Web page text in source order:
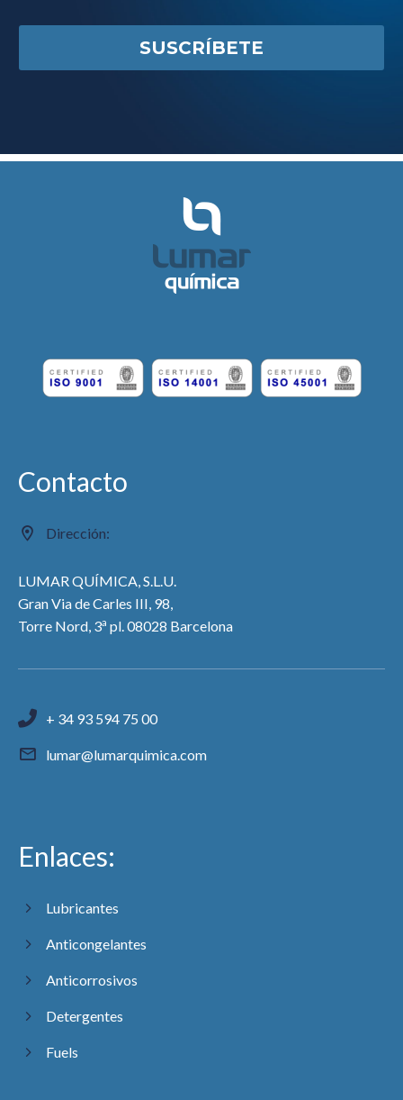
Contacto
Dirección:
LUMAR QUÍMICA, S.L.U.
Gran Via de Carles III, 98,
Torre Nord, 3a pl. 08028 Barcelona
+ 34 93 594 75 00
lumar@lumarquimica.com
Enlaces:
Lubricantes
Anticongelantes
Anticorrosivos
Detergentes
Fuels